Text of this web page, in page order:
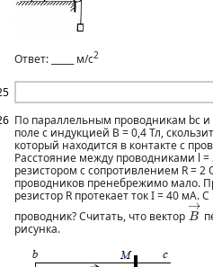
Ответ: _____ м/с2
По параллельным проводникам bc
поле с индукцией В = 0,4 Тл,
который находится в контакте с
Расстояние между проводниками l
резистором с сопротивлением R =
проводников пренебрежимо мало.
резистор R протекает ток I = 40 мА.
проводник? Считать, что вектор
→
B
B→
рисунка.